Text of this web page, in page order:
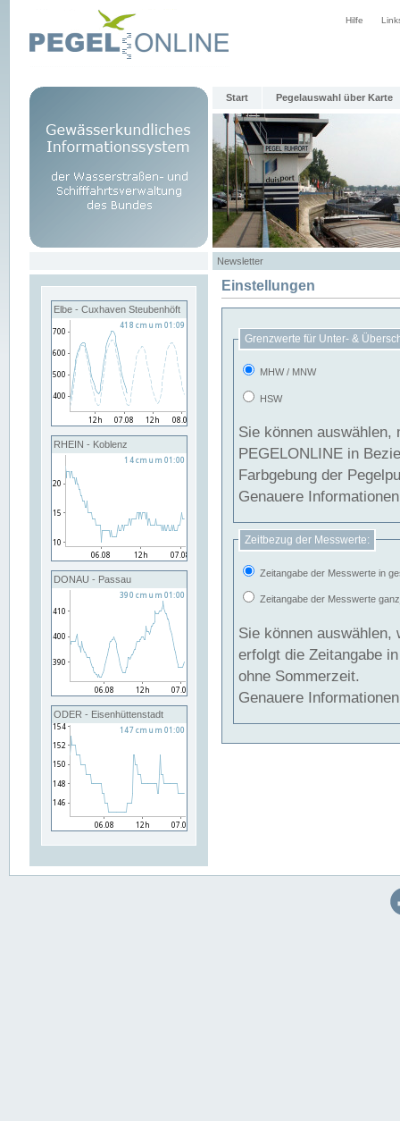
Hilfe
Start Pegelauswahl über Karte
Newsletter
Elbe - Cuxhaven Steubenhöft
RHEIN - Koblenz
DONAU - Passau
ODER - Eisenhüttenstadt
Einstellungen
Grenzwerte für Unter- &
MHW / MNW
HSW
Sie können
PEGELONLINE in Beziehung
Farbgebung der
Genauere
Zeitbezug der Messwerte:
Zeitangabe der Messwerte in
Zeitangabe der Messwerte
Sie können auswählen,
erfolgt die Zeitangabe
ohne Sommerzeit.
Genauere